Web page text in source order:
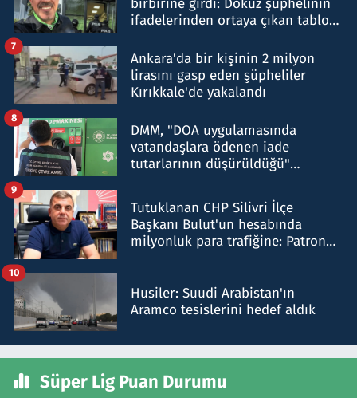
ifadelerinden ortaya çıkan tablo
Ankara'da bir kişinin 2 milyon
lirasını gasp eden şüpheliler
Kırıkkale'de yakalandı
7
DMM, "DOA uygulamasında
vatandaşlara ödenen iade
tutarlarının düşürüldüğü"
8
Tutuklanan CHP Silivri İlçe
Başkanı Bulut'un hesabında
milyonluk para trafiğine: Patron
9
Husiler: Suudi Arabistan'ın
Aramco tesislerini hedef aldık
10
Süper Lig Puan Durumu